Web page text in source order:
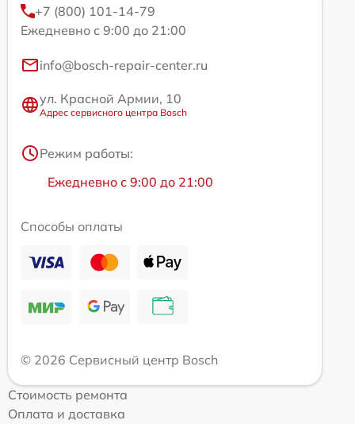
+7 (800) 101-14-79
Ежедневно с 9:00 до 21:00
info@bosch-repair-center.ru
ул. Красной Армии, 10
Адрес сервисного центра Bosch
Режим работы:
Ежедневно с 9:00 до 21:00
Способы оплаты
© 2026 Сервисный центр Bosch
Стоимость ремонта
Оплата и доставка